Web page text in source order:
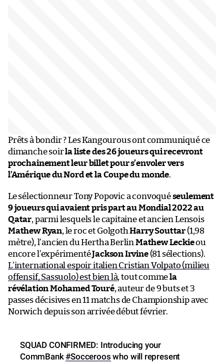
Prêts à bondir ? Les Kangourous ont communiqué ce
dimanche soirla liste des 26 joueurs qui recevront
prochainement leur billet pour s’envoler vers
l’Amérique du Nord et la Coupe du monde.
Le sélectionneur Tony Popovic a convoquéseulement
9 joueurs qui avaient pris part au Mondial 2022 au
Qatar, parmi lesquels le capitaine et ancien Lensois
Mathew Ryan, le roc et GolgothHarry Souttar(1,98
mètre), l’ancien du Hertha Berlin Mathew Leckieou
encore l’expérimentéJackson Irvine(81 sélections).
L’international espoir italien Cristian Volpato (milieu
offensif, Sassuolo) est bien là, tout commela
révélation Mohamed Touré, auteur de 9 buts et 3
passes décisives en 11 matchs de Championship avec
Norwich depuis son arrivée début février.
SQUAD CONFIRMED: Introducing your
CommBank#Socceroos who will represent